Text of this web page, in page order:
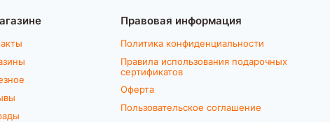
Правовая информация
Политика конфиденциальности
Правила использования подарочных
сертификатов
Оферта
Пользовательское соглашение